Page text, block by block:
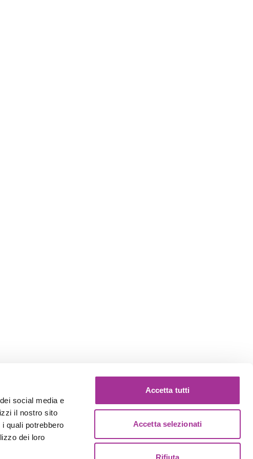
social media e
il nostro sito
quali potrebbero
dei loro
Accetta tutti
Accetta selezionati
Rifiuta